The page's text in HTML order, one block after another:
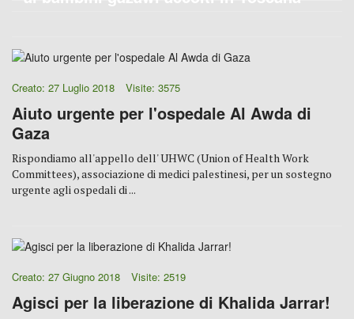
Creato: 27 Luglio 2018 Visite: 3575
Aiuto urgente per l'ospedale Al Awda di
Gaza
Rispondiamo all'appello dell' UHWC (Union of Health Work
Committees), associazione di medici palestinesi, per un sostegno
urgente agli ospedali di ...
Creato: 27 Giugno 2018 Visite: 2519
Agisci per la liberazione di Khalida Jarrar!